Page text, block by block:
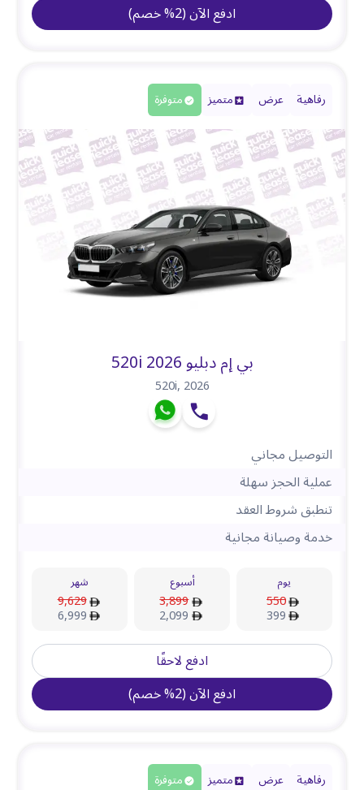
ادفع الآن(
2
%خصم)
رفاهية عرض متميز متوفرة
بي إم دبليو 520i 2026
520i,2026
التوصيل مجاني
عملية الحجز سهلة
تنطبق شروط العقد
خدمة وصيانة مجانية
يوم
550
399
أسبوع
3,899
2,099
شهر
9,629
6,999
ادفع لاحقًا
ادفع الآن(
2
%خصم)
رفاهية عرض متميز متوفرة